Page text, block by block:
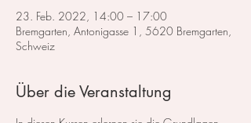
23. Feb. 2022, 14:00 – 17:00
Bremgarten, Antonigasse 1, 5620 Bremgarten,
Schweiz
Über die Veranstaltung